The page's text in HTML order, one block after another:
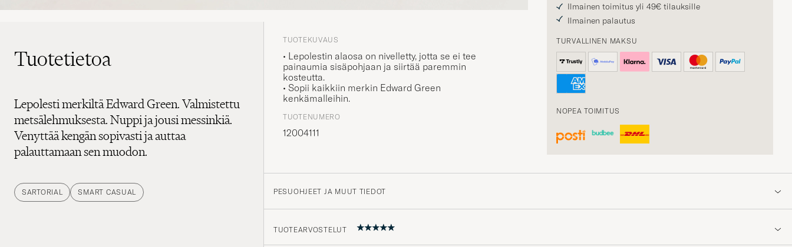
Ilmainen toimitus yli 49€ tilauksille
Ilmainen palautus
TURVALLINEN MAKSU
NOPEA TOIMITUS
Tuotetietoa
Lepolesti merkiltä Edward Green. Valmistettu
metsälehmuksesta. Nuppi ja jousi messinkiä.
Venyttää kengän sopivasti ja auttaa
palauttamaan sen muodon.
SARTORIAL SMART CASUAL
TUOTEKUVAUS
• Lepolestin alaosa on nivelletty, jotta se ei tee
painaumia sisäpohjaan ja siirtää paremmin
kosteutta.
• Sopii kaikkiin merkin Edward Green
kenkämalleihin.
TUOTENUMERO
12004111
PESUOHJEET JA MUUT TIEDOT
TUOTEARVOSTELUT